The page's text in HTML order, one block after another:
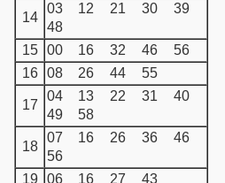
14
03 12 21 30
39
48
15
00 16 32 46
56
16
08 26 44 55
17
04 13 22 31
40
49
58
18
07 16 26 36
46
56
19
06 16 27
43